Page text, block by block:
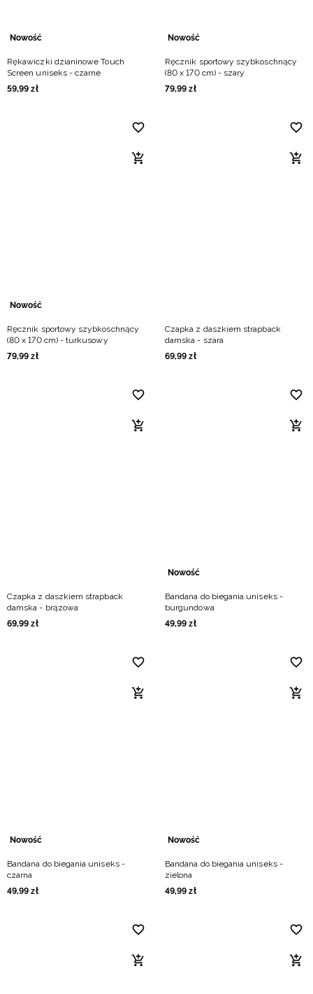
Nowość
Rękawiczki dzianinowe Touch
Screen uniseks - czarne
59,99 zł
Nowość
Ręcznik sportowy szybkoschnący
(80 x 170 cm) - szary
79,99 zł
Nowość
Ręcznik sportowy szybkoschnący
(80 x 170 cm) - turkusowy
79,99 zł
Czapka z daszkiem strapback
damska - szara
69,99 zł
Czapka z daszkiem strapback
damska - brązowa
69,99 zł
Nowość
Bandana do biegania uniseks -
burgundowa
49,99 zł
Nowość
Bandana do biegania uniseks -
czarna
49,99 zł
Nowość
Bandana do biegania uniseks -
zielona
49,99 zł